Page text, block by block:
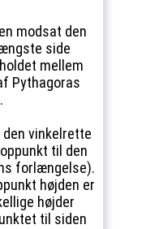
modsat den
side
mellem
Pythagoras
vinkelrette
til den
forlængelse).
højden er
højder
til siden